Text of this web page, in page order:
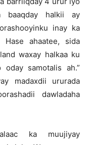
baaqday halkii ay
inay ka
ahaatee, sida
waxay halkaa ku
samotalis ah.”
madaxdii ururada
dawladaha
ka muujiyay